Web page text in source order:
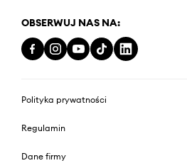
OBSERWUJ NAS NA:
Polityka prywatności
Regulamin
Dane firmy